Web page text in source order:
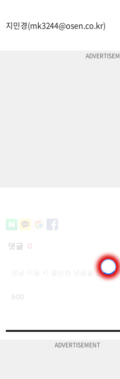
지민경(mk3244@osen.co.kr)